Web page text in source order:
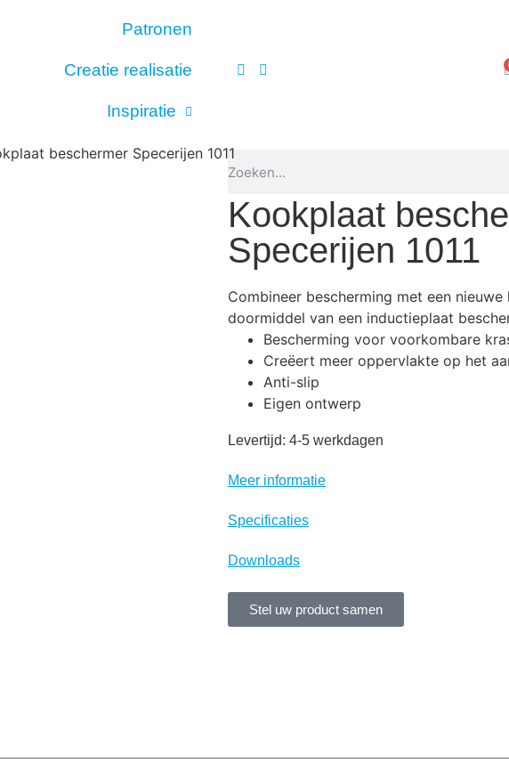
Patronen
Creatie realisatie
Inspiratie
beschermer Specerijen 1011
Kookplaat
Specerijen 1011
Combineer bescherming met een
doormiddel van een inductieplaat
Bescherming voor voorkombare
Creëert meer oppervlakte op het
Anti-slip
Eigen ontwerp
Levertijd: 4-5 werkdagen
Meer informatie
Specificaties
Downloads
Stel uw product samen